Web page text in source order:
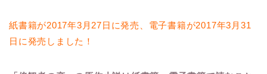
紙書籍が2017年3月27日に発売、電子書籍が2017年3月31
日に発売しました！